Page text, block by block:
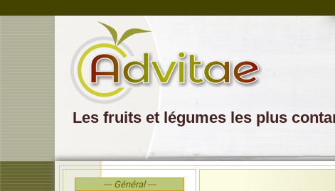
Les fruits et légumes les plus
--- Général ---